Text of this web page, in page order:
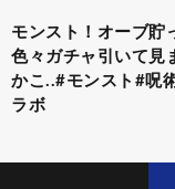
モンスト！オーブ貯
色々ガチャ引いて見
かこ..#モンスト#呪
ラボ